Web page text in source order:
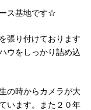
ス基地です☆
張り付けております
ウをしっかり詰め込
の時からカメラが大
います。また２０年